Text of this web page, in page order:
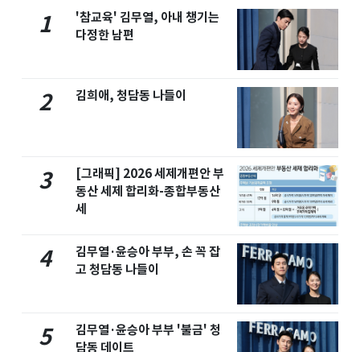
1
'참교육' 김무열, 아내 챙기는
다정한 남편
2 김희애, 청담동 나들이
3
[그래픽] 2026 세제개편안 부
동산 세제 합리화-종합부동산
세
4
김무열·윤승아 부부, 손 꼭 잡
고 청담동 나들이
5
김무열·윤승아 부부 '불금' 청
담동 데이트